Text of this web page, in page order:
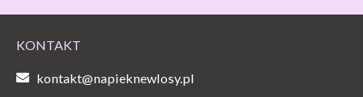
KONTAKT
kontakt@napieknewlosy.pl